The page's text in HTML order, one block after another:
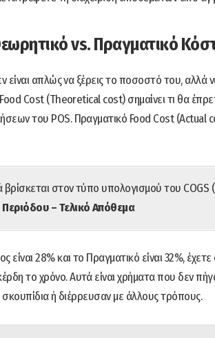
vs. Πραγματικό
απλώς να ξέρεις το ποσοστό του, αλλά
Cost (Theoretical cost) σημαίνει τι θα
του POS. Πραγματικό Food Cost (Actual
βρίσκεται στον τύπο υπολογισμού του
– Τελικό Απόθεμα
28% και το Πραγματικό είναι 32%,
το χρόνο. Αυτά είναι χρήματα που δεν
ή διέρρευσαν με άλλους τρόπους.